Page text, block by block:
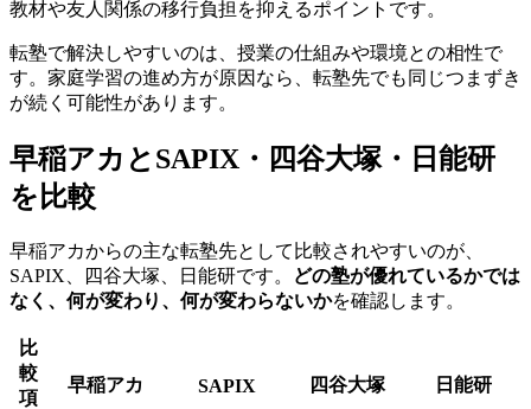
教材や友人関係の移行負担を抑えるポイントです。
転塾で解決しやすいのは、授業の仕組みや環境との相性で
す。家庭学習の進め方が原因なら、転塾先でも同じつまずき
が続く可能性があります。
早稲アカとSAPIX・四谷大塚・日能研
を比較
早稲アカからの主な転塾先として比較されやすいのが、
SAPIX、四谷大塚、日能研です。
どの塾が優れているかでは
なく、何が変わり、何が変わらないかを確認します。
比
較
項
早稲アカ SAPIX 四谷大塚 日能研